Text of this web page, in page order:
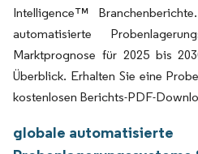
Intelligence™
automatisierte
Marktprognose für 2025 bis
Überblick. Erhalten Sie eine
kostenlosen Berichts-PDF-
globale automatisierte